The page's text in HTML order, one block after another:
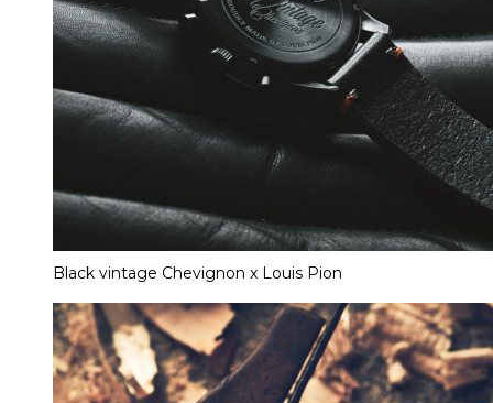
Black vintage Chevignon x Louis Pion